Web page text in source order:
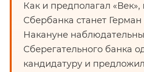
НОВОСТИ
Как и предполагал «Век»,
Сбербанка станет Герман
Накануне
Сберегательного банка
кандидатуру и предложил